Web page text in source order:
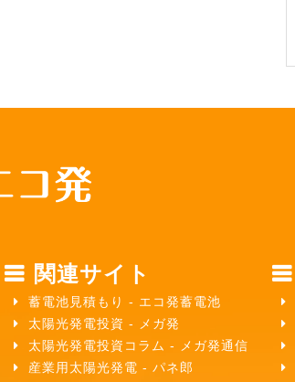
関連サイト
蓄電池見積もり - エコ発蓄電池
太陽光発電投資 - メガ発
太陽光発電投資コラム - メガ発通信
産業用太陽光発電 - パネ郎